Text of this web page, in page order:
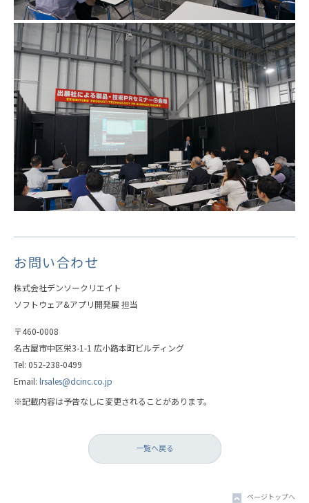
お問い合わせ
株式会社デンソークリエイト
ソフトウェア&アプリ開発展 担当
〒460-0008
名古屋市中区栄3-1-1 広小路本町ビルディング
Tel: 052-238-0499
Email: lrsales@dcinc.co.jp
※記載内容は予告なしに変更されることがあります。
一覧へ戻る
ページトップへ